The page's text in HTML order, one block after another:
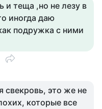
и теща ,но не лезу в
иногда даю
подружка с ними
свекровь, это же не
которые все